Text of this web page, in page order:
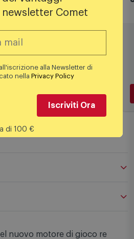
al carrello
nuovo motore di gioco re
Comet
alla Newsletter di
nellaPrivacy Policy
Iscriviti Ora
di 100 €